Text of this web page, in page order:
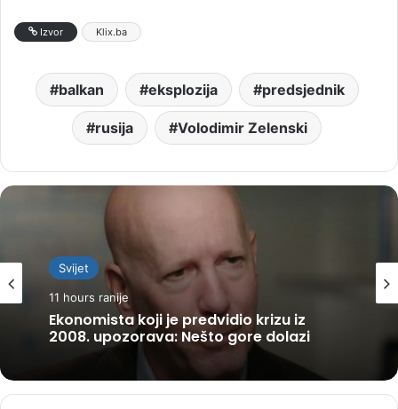
Izvor Klix.ba
balkan eksplozija predsjednik
rusija Volodimir Zelenski
Svijet
11 hours ranije
Ekonomista koji je predvidio krizu iz
2008. upozorava: Nešto gore dolazi